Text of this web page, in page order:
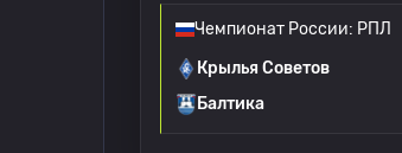
Чемпионат России: РПЛ
Крылья Советов
Балтика